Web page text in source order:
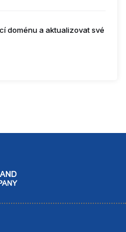
doménu a aktualizovat své